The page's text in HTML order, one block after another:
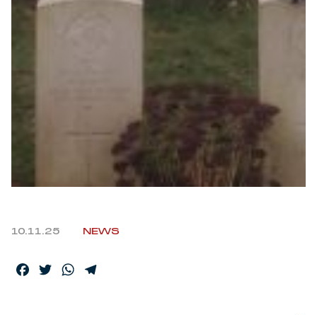
Isolani x Genoa
Fortissimo batte il mio cuor
10.11.25 NEWS
Facebook
TwitterWhatsApp